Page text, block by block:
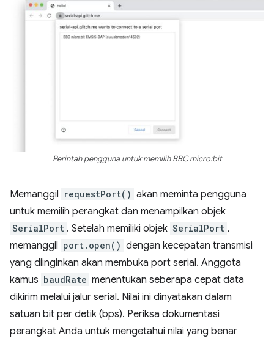
Perintah pengguna untuk memilih BBC micro:bit
Memanggil requestPort() akan meminta pengguna
untuk memilih perangkat dan menampilkan objek
SerialPort . Setelah memiliki objek SerialPort ,
memanggil port.open() dengan kecepatan transmisi
yang diinginkan akan membuka port serial. Anggota
kamus baudRate menentukan seberapa cepat data
dikirim melalui jalur serial. Nilai ini dinyatakan dalam
satuan bit per detik (bps). Periksa dokumentasi
perangkat Anda untuk mengetahui nilai yang benar